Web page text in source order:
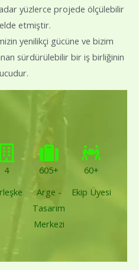
yüzlerce projede ölçülebilir
etmiştir.
yenilikçi gücüne ve bizim
sürdürülebilir bir iş birliğinin
4
605+
Arge -
Tasarım
Merkezi
60+
Ekip Üyesi